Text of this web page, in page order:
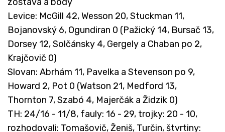
Levice: McGill 42, Wesson 20, Stuckman 11,
Bojanovský 6, Ogundiran 0 (Pažický 14, Bursač 13,
Dorsey 12, Solčánsky 4, Gergely a Chaban po 2,
Krajčovič 0)
Slovan: Abrhám 11, Pavelka a Stevenson po 9,
Howard 2, Pot 0 (Watson 21, Medford 13,
Thornton 7, Szabó 4, Majerčák a Židzik 0)
TH: 24/16 - 11/8, fauly: 16 - 29, trojky: 20 - 10,
rozhodovali: Tomašovič, Ženiš, Turčin, štvrtiny: